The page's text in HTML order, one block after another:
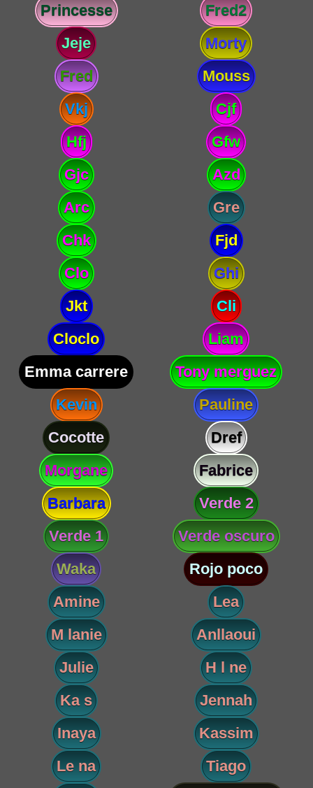
Princesse
Fred2
Jeje
Morty
Fred
Mouss
Vkj
Cjf
Hfj
Gfw
Gjc
Azd
Arc
Gre
Chk
Fjd
Clo
Ghi
Jkt
Cli
Cloclo
Liam
Emma carrere
Tony merguez
Kevin
Pauline
Cocotte
Dref
Morgane
Fabrice
Barbara
Verde 2
Verde 1
Verde oscuro
Waka
Rojo poco
Amine
Lea
M lanie
Anllaoui
Julie
H l ne
Ka s
Jennah
Inaya
Kassim
Le na
Tiago